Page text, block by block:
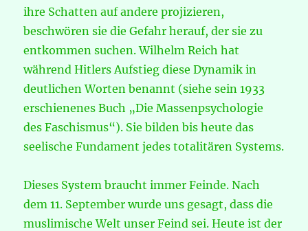
ihre Schatten auf andere projizieren,
beschwören sie die Gefahr herauf, der sie zu
entkommen suchen. Wilhelm Reich hat
während Hitlers Aufstieg diese Dynamik in
deutlichen Worten benannt (siehe sein 1933
erschienenes Buch „Die Massenpsychologie
des Faschismus“). Sie bilden bis heute das
seelische Fundament jedes totalitären Systems.
Dieses System braucht immer Feinde. Nach
dem 11. September wurde uns gesagt, dass die
muslimische Welt unser Feind sei. Heute ist der